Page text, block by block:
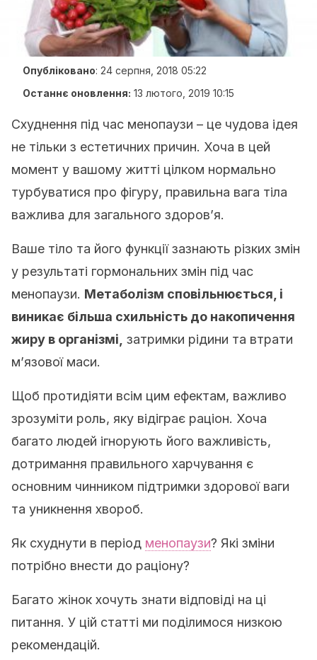
Опубліковано: 24 серпня, 2018 05:22
Останнє оновлення: 13 лютого, 2019 10:15
Схуднення під час менопаузи – це чудова ідея
не тільки з естетичних причин. Хоча в цей
момент у вашому житті цілком нормально
турбуватися про фігуру, правильна вага тіла
важлива для загального здоров’я.
Ваше тіло та його функції зазнають різких змін
у результаті гормональних змін під час
менопаузи. Метаболізм сповільнюється, і
виникає більша схильність до накопичення
жиру в організмі, затримки рідини та втрати
м’язової маси.
Щоб протидіяти всім цим ефектам, важливо
зрозуміти роль, яку відіграє раціон. Хоча
багато людей ігнорують його важливість,
дотримання правильного харчування є
основним чинником підтримки здорової ваги
та уникнення хвороб.
Як схуднути в період менопаузи? Які зміни
потрібно внести до раціону?
Багато жінок хочуть знати відповіді на ці
питання. У цій статті ми поділимося низкою
рекомендацій.